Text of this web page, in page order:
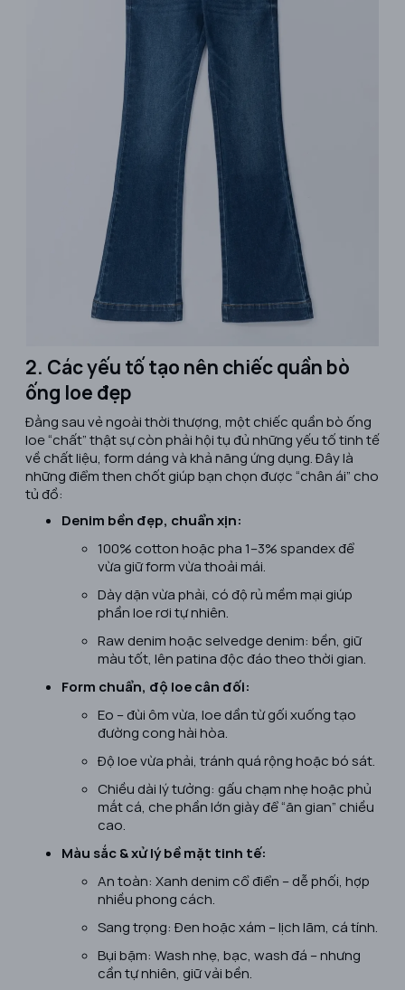
2. Các yếu tố tạo nên chiếc quần bò
ống loe đẹp
Đằng sau vẻ ngoài thời thượng, một chiếc quần bò ống
loe “chất” thật sự còn phải hội tụ đủ những yếu tố tinh tế
về chất liệu, form dáng và khả năng ứng dụng. Đây là
những điểm then chốt giúp bạn chọn được “chân ái” cho
tủ đồ:
Denim bền đẹp, chuẩn xịn:
100% cotton hoặc pha 1–3% spandex để
vừa giữ form vừa thoải mái.
Dày dặn vừa phải, có độ rủ mềm mại giúp
phần loe rơi tự nhiên.
Raw denim hoặc selvedge denim: bền, giữ
màu tốt, lên patina độc đáo theo thời gian.
Form chuẩn, độ loe cân đối:
Eo – đùi ôm vừa, loe dần từ gối xuống tạo
đường cong hài hòa.
Độ loe vừa phải, tránh quá rộng hoặc bó sát.
Chiều dài lý tưởng: gấu chạm nhẹ hoặc phủ
mắt cá, che phần lớn giày để “ăn gian” chiều
cao.
Màu sắc & xử lý bề mặt tinh tế:
An toàn: Xanh denim cổ điển – dễ phối, hợp
nhiều phong cách.
Sang trọng: Đen hoặc xám – lịch lãm, cá tính.
Bụi bặm: Wash nhẹ, bạc, wash đá – nhưng
cần tự nhiên, giữ vải bền.